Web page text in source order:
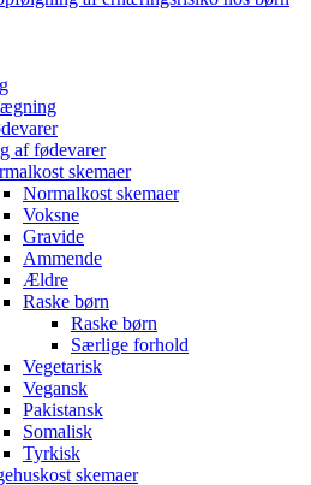
af fødevarer
skemaer
Normalkost skemaer
Voksne
Gravide
Ammende
Ældre
Raske børn
Raske børn
Særlige forhold
Vegetarisk
Vegansk
Pakistansk
Somalisk
Tyrkisk
skemaer